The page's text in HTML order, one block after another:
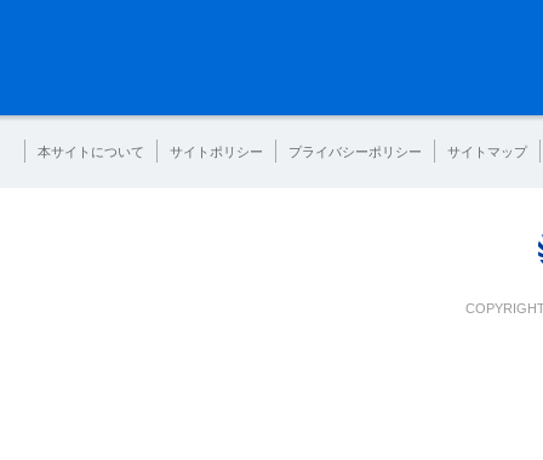
本サイトについて サイトポリシー プライバシーポリシー サイトマップ